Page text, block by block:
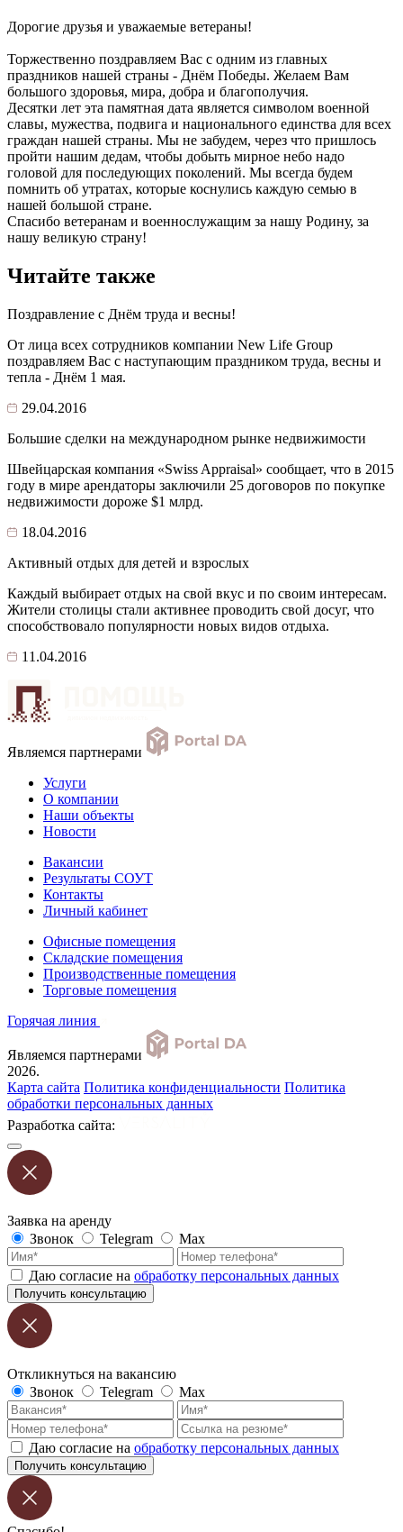
Дорогие друзья и уважаемые ветераны!
Торжественно поздравляем Вас с одним из главных
праздников нашей страны - Днём Победы. Желаем Вам
большого здоровья, мира, добра и благополучия.
Десятки лет эта памятная дата является символом военной
славы, мужества, подвига и национального единства для всех
граждан нашей страны. Мы не забудем, через что пришлось
пройти нашим дедам, чтобы добыть мирное небо надо
головой для последующих поколений. Мы всегда будем
помнить об утратах, которые коснулись каждую семью в
нашей большой стране.
Спасибо ветеранам и военнослужащим за нашу Родину, за
нашу великую страну!
Читайте также
Поздравление с Днём труда и весны!
От лица всех сотрудников компании New Life Group
поздравляем Вас с наступающим праздником труда, весны и
тепла - Днём 1 мая.
29.04.2016
Большие сделки на международном рынке недвижимости
Швейцарская компания «Swiss Appraisal» сообщает, что в 2015
году в мире арендаторы заключили 25 договоров по покупке
недвижимости дороже $1 млрд.
18.04.2016
Активный отдых для детей и взрослых
Каждый выбирает отдых на свой вкус и по своим интересам.
Жители столицы стали активнее проводить свой досуг, что
способствовало популярности новых видов отдыха.
11.04.2016
Являемся партнерами
Услуги
О компании
Наши объекты
Новости
Вакансии
Результаты СОУТ
Контакты
Личный кабинет
Офисные помещения
Складские помещения
Производственные помещения
Торговые помещения
Горячая линия
Являемся партнерами
2026.
Карта сайта Политика конфиденциальности Политика
обработки персональных данных
Разработка сайта:
Заявка на аренду
Звонок
Telegram Max
Даю согласие на обработку персональных данных
Получить консультацию
Откликнуться на вакансию
Звонок
Telegram Max
Даю согласие на обработку персональных данных
Получить консультацию